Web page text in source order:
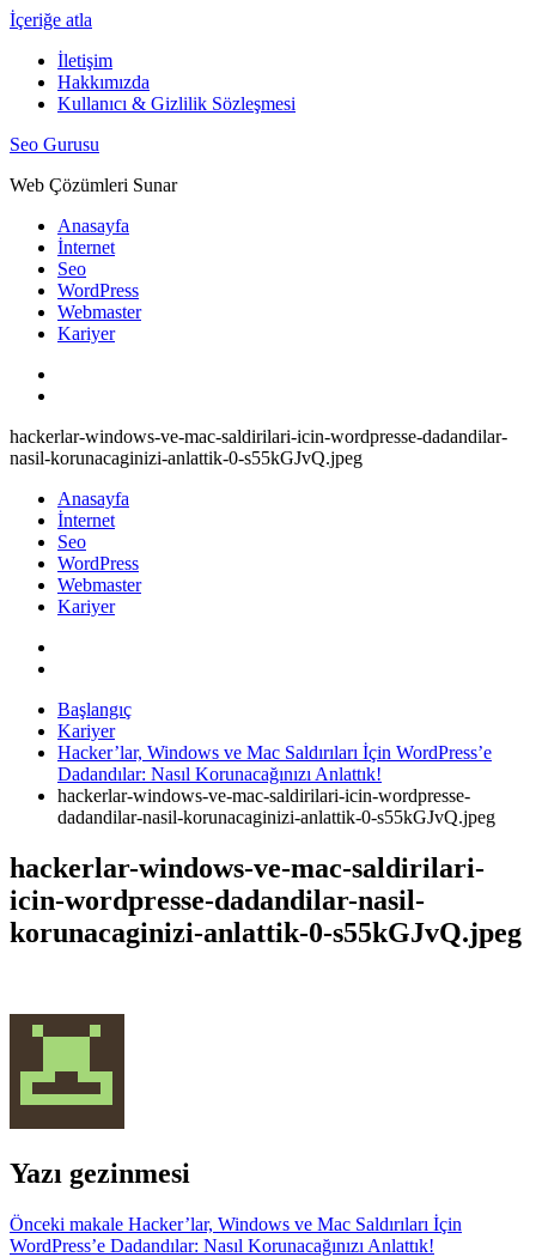
İçeriğe atla
İletişim
Hakkımızda
Kullanıcı & Gizlilik Sözleşmesi
Seo Gurusu
Web Çözümleri Sunar
Anasayfa
İnternet
Seo
WordPress
Webmaster
Kariyer
hackerlar-windows-ve-mac-saldirilari-icin-wordpresse-dadandilar-
nasil-korunacaginizi-anlattik-0-s55kGJvQ.jpeg
Anasayfa
İnternet
Seo
WordPress
Webmaster
Kariyer
Başlangıç
Kariyer
Hacker’lar, Windows ve Mac Saldırıları İçin WordPress’e
Dadandılar: Nasıl Korunacağınızı Anlattık!
hackerlar-windows-ve-mac-saldirilari-icin-wordpresse-
dadandilar-nasil-korunacaginizi-anlattik-0-s55kGJvQ.jpeg
hackerlar-windows-ve-mac-saldirilari-
icin-wordpresse-dadandilar-nasil-
korunacaginizi-anlattik-0-s55kGJvQ.jpeg
Yazı gezinmesi
Önceki makale Hacker’lar, Windows ve Mac Saldırıları İçin
WordPress’e Dadandılar: Nasıl Korunacağınızı Anlattık!